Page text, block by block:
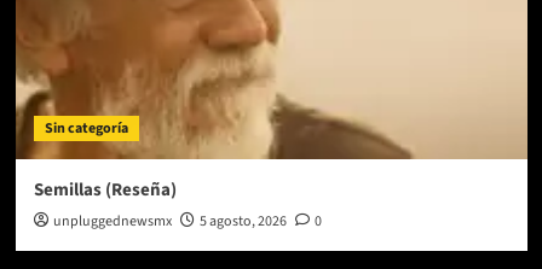
Sin categoría
Semillas (Reseña)
unpluggednewsmx 5 agosto, 2026 0